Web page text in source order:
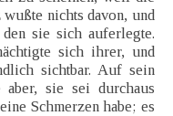
nichts davon, und
sie sich auferlegte.
sich ihrer, und
sichtbar. Auf sein
aber, sie sei durchaus
Schmerzen habe; es